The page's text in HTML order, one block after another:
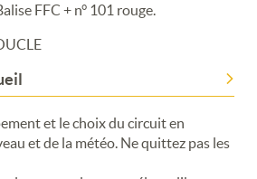
FFC + n° 101 rouge.
et le choix du circuit en
et de la météo. Ne quittez pas les